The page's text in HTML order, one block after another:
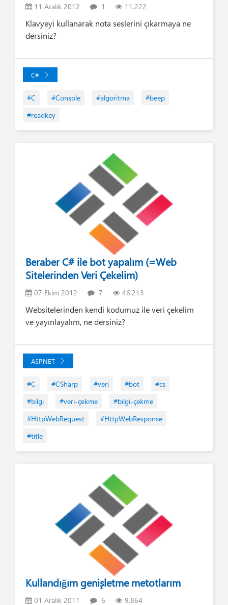
11 Aralık 2012 1 11.222
Klavyeyi kullanarak nota seslerini çıkarmaya ne
dersiniz?
C#
#C #Console #algoritma
#beep
#readkey
Beraber C# ile bot yapalım (=Web
Sitelerinden Veri Çekelim)
07 Ekim 2012 7 46.213
Websitelerinden kendi kodumuz ile veri çekelim
ve yayınlayalım, ne dersiniz?
ASP.NET
#C #CSharp #veri #bot
#cs
#bilgi
#veri-çekme
#bilgi-çekme
#HttpWebRequest
#HttpWebResponse
#title
Kullandığım genişletme metotlarım
01 Aralık 2011 6 9.864